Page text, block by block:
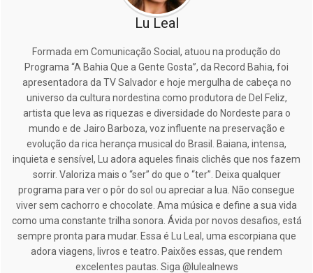
Lu Leal
Formada em Comunicação Social, atuou na produção do
Programa “A Bahia Que a Gente Gosta”, da Record Bahia, foi
apresentadora da TV Salvador e hoje mergulha de cabeça no
universo da cultura nordestina como produtora de Del Feliz,
artista que leva as riquezas e diversidade do Nordeste para o
mundo e de Jairo Barboza, voz influente na preservação e
evolução da rica herança musical do Brasil. Baiana, intensa,
inquieta e sensível, Lu adora aqueles finais clichês que nos fazem
sorrir. Valoriza mais o “ser” do que o “ter”. Deixa qualquer
programa para ver o pôr do sol ou apreciar a lua. Não consegue
viver sem cachorro e chocolate. Ama música e define a sua vida
como uma constante trilha sonora. Ávida por novos desafios, está
sempre pronta para mudar. Essa é Lu Leal, uma escorpiana que
adora viagens, livros e teatro. Paixões essas, que rendem
excelentes pautas. Siga @lulealnews